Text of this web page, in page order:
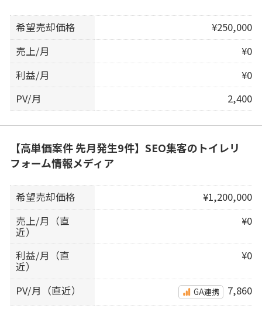
希望売却価格
¥250,000
売上/月
¥0
利益/月
¥0
PV/月
2,400
【高単価案件 先月発生9件】SEO集客のトイレリ
フォーム情報メディア
希望売却価格
¥1,200,000
売上/月（直
近）
¥0
利益/月（直
近）
¥0
PV/月（直近） GA連携 7,860